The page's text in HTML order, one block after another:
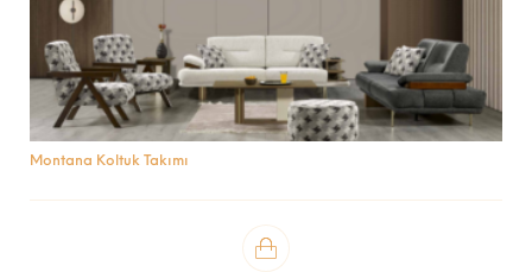
Montana Koltuk Takımı